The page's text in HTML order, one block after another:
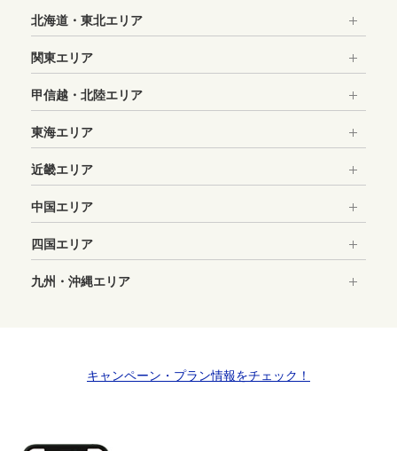
長時間営業
住所：茨城県水戸市城南2-8-41
水戸駅南口を出て駅南中央通りを直進、桜川を越えて駅南交
差点を左折 徒歩５分
店舗詳細・予約はこちら
＞Googleマップで確認する
住所：茨城県水戸市三の丸2-5-31
店舗詳細・予約はこちら
北海道・東北エリア
関東エリア
甲信越・北陸エリア
東海エリア
近畿エリア
中国エリア
四国エリア
九州・沖縄エリア
キャンペーン・プラン情報をチェック！